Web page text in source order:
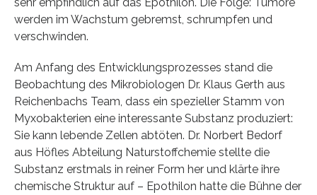
werden im Wachstum gebremst, schrumpfen und
verschwinden.
Am Anfang des Entwicklungsprozesses stand die
Beobachtung des Mikrobiologen Dr. Klaus Gerth aus
Reichenbachs Team, dass ein spezieller Stamm von
Myxobakterien eine interessante Substanz produziert:
Sie kann lebende Zellen abtöten. Dr. Norbert Bedorf
aus Höfles Abteilung Naturstoffchemie stellte die
Substanz erstmals in reiner Form her und klärte ihre
chemische Struktur auf – Epothilon hatte die Bühne der